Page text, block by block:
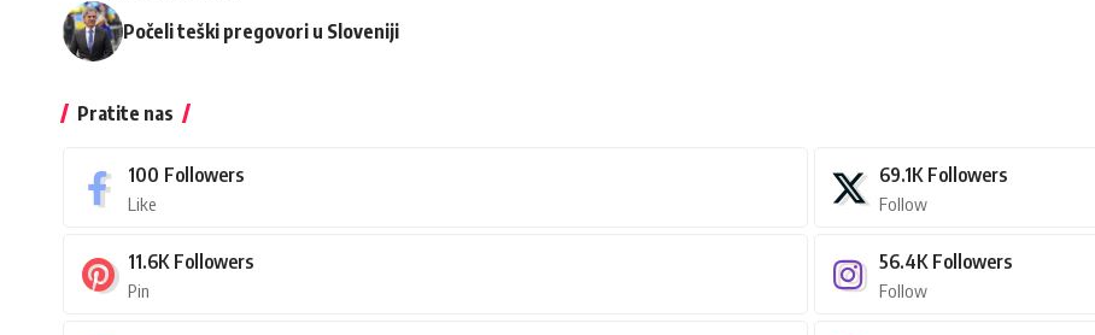
Počeli teški pregovori u Sloveniji
Pratite nas
100 Followers
Like
69.1K Followers
Follow
11.6K Followers
Pin
56.4K Followers
Follow